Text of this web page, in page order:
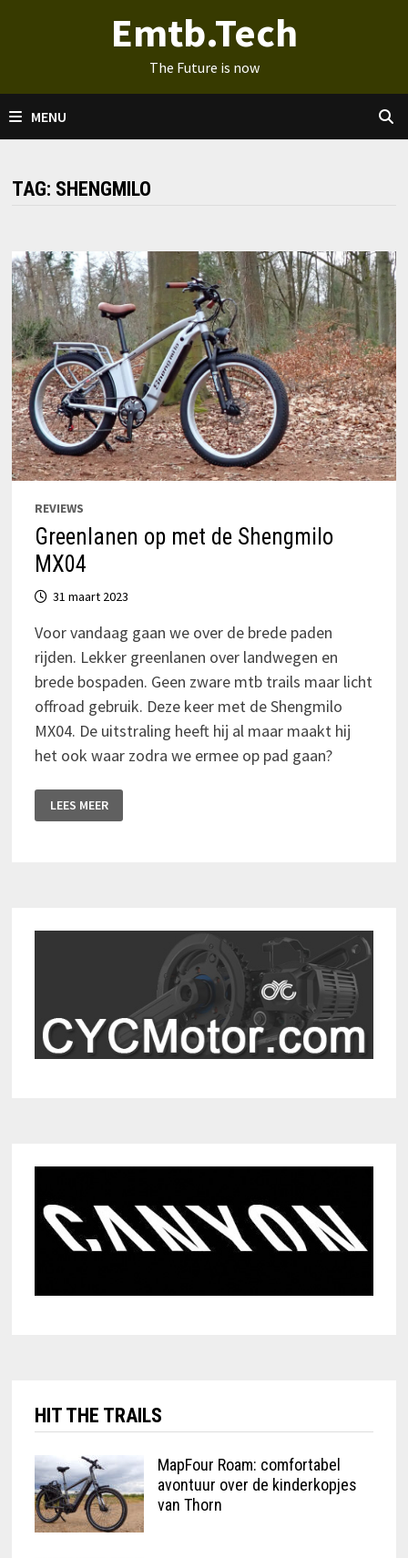
Emtb.Tech
The Future is now
MENU
TAG: SHENGMILO
REVIEWS
Greenlanen op met de Shengmilo
MX04
31 maart 2023
Voor vandaag gaan we over de brede paden
rijden. Lekker greenlanen over landwegen en
brede bospaden. Geen zware mtb trails maar licht
offroad gebruik. Deze keer met de Shengmilo
MX04. De uitstraling heeft hij al maar maakt hij
het ook waar zodra we ermee op pad gaan?
OP
MET
LEES MEER
HIT THE TRAILS
MapFour Roam: comfortabel
avontuur over de kinderkopjes
van Thorn